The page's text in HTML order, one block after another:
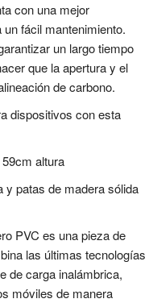
con una mejor
fácil mantenimiento.
un largo tiempo
que la apertura y el
de carbono.
dispositivos con esta
altura
y patas de madera sólida
PVC es una pieza de
las últimas tecnologías
de carga inalámbrica,
móviles de manera